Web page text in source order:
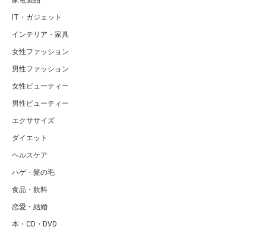
IT・ガジェット
インテリア・家具
女性ファッション
男性ファッション
女性ビューティー
男性ビューティー
エクササイズ
ダイエット
ヘルスケア
ハゲ・髪の毛
食品・飲料
恋愛・結婚
本・CD・DVD